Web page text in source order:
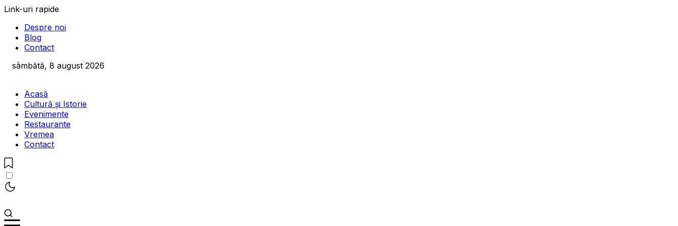
Link-uri rapide
Despre noi
Blog
Contact
sâmbătă, 8 august 2026
Acasă
Cultură și Istorie
Evenimente
Restaurante
Vremea
Contact